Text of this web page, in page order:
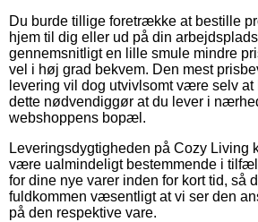
Du burde tillige foretrække at bestille
hjem til dig eller ud på din
gennemsnitligt en lille smule mindre
vel i høj grad bekvem. Den mest
levering vil dog utvivlsomt være selv at
dette nødvendiggør at du lever i
webshoppens bopæl.
Leveringsdygtigheden på Cozy Living
være ualmindeligt bestemmende i
for dine nye varer inden for kort tid, så
fuldkommen væsentligt at vi ser den
på den respektive vare.